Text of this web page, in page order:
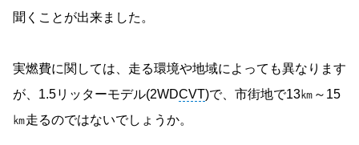
聞くことが出来ました。
実燃費に関しては、走る環境や地域によっても異なります
が、1.5リッターモデル(2WDCVT)で、市街地で13㎞～15
㎞走るのではないでしょうか。